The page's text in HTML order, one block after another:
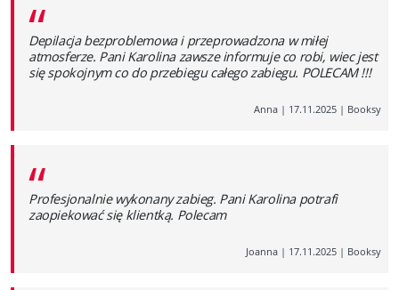
“
Depilacja bezproblemowa i przeprowadzona w miłej
atmosferze. Pani Karolina zawsze informuje co robi, wiec jest
się spokojnym co do przebiegu całego zabiegu. POLECAM !!!
Anna | 17.11.2025 | Booksy
“
Profesjonalnie wykonany zabieg. Pani Karolina potrafi
zaopiekować się klientką. Polecam
Joanna | 17.11.2025 | Booksy